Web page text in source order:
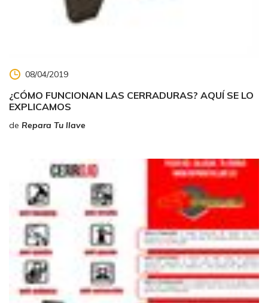
08/04/2019
¿CÓMO FUNCIONAN LAS CERRADURAS? AQUÍ SE LO
EXPLICAMOS
de Repara Tu llave